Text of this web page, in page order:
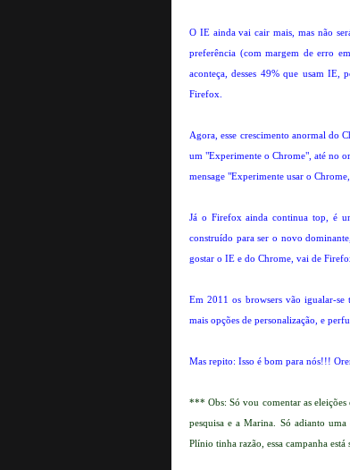
O IE ainda vai cair mais, mas não
preferência (com margem de erro
aconteça, desses 49% que usam
Firefox.
Agora, esse crescimento anormal do
um "Experimente o Chrome", até no
mensage "Experimente usar o
Já o Firefox ainda continua top, é
construído para ser o novo
gostar o IE e do Chrome, vai de
Em 2011 os browsers vão igualar-se
mais opções de personalização, e
Mas repito: Isso é bom para nós!!!
*** Obs: Só vou comentar as eleições
pesquisa e a Marina. Só adianto
Plínio tinha razão, essa campanha